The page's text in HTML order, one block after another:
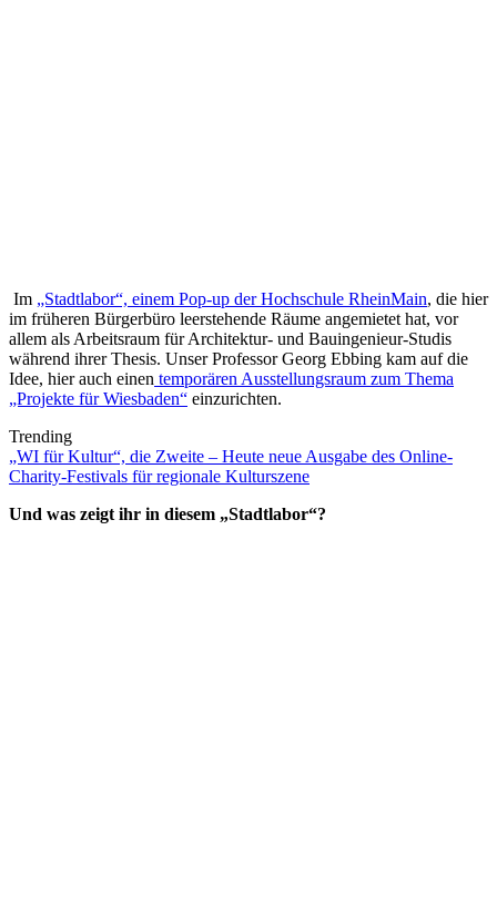
Im „Stadtlabor“, einem Pop-up der Hochschule RheinMain, die hier
im früheren Bürgerbüro leerstehende Räume angemietet hat, vor
allem als Arbeitsraum für Architektur- und Bauingenieur-Studis
während ihrer Thesis. Unser Professor Georg Ebbing kam auf die
Idee, hier auch einen temporären Ausstellungsraum zum Thema
„Projekte für Wiesbaden“ einzurichten.
Trending
„WI für Kultur“, die Zweite – Heute neue Ausgabe des Online-
Charity-Festivals für regionale Kulturszene
Und was zeigt ihr in diesem „Stadtlabor“?